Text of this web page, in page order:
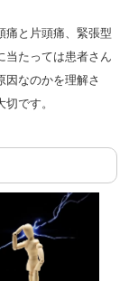
痛と片頭痛、緊張型
当たっては患者さん
因なのかを理解さ
です。